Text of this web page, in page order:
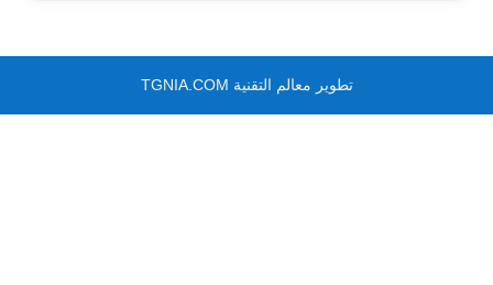
تطوير معالم التقنية TGNIA.COM